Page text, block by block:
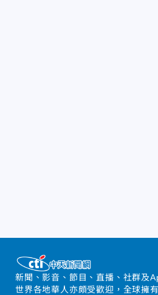
新聞、影音、節目、直播、社群及
世界各地華人亦頗受歡迎，全球擁